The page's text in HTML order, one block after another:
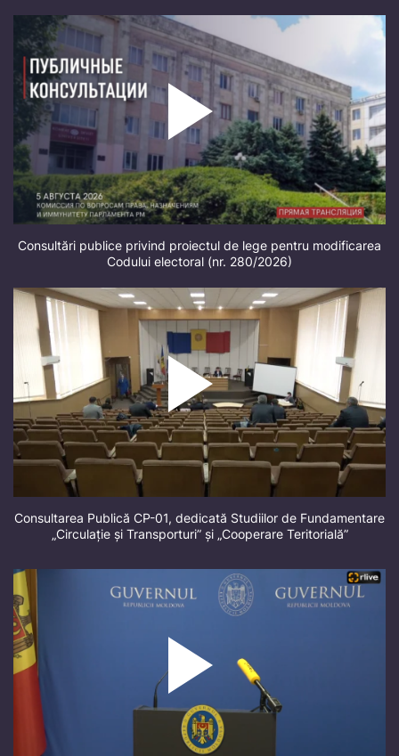
Consultări publice privind proiectul de lege pentru modificarea
Codului electoral (nr. 280/2026)
Consultarea Publică CP-01, dedicată Studiilor de Fundamentare
„Circulație și Transporturi” și „Cooperare Teritorială”